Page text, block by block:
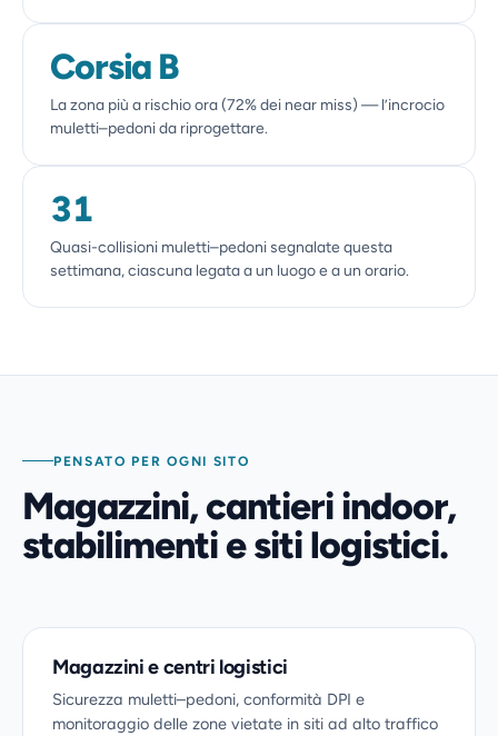
Corsia B
La zona più a rischio ora (72% dei near miss) — l’incrocio
muletti–pedoni da riprogettare.
31
Quasi-collisioni muletti–pedoni segnalate questa
settimana, ciascuna legata a un luogo e a un orario.
PENSATO PER OGNI SITO
Magazzini, cantieri indoor,
stabilimenti e siti logistici.
Magazzini e centri logistici
Sicurezza muletti–pedoni, conformità DPI e
monitoraggio delle zone vietate in siti ad alto traffico